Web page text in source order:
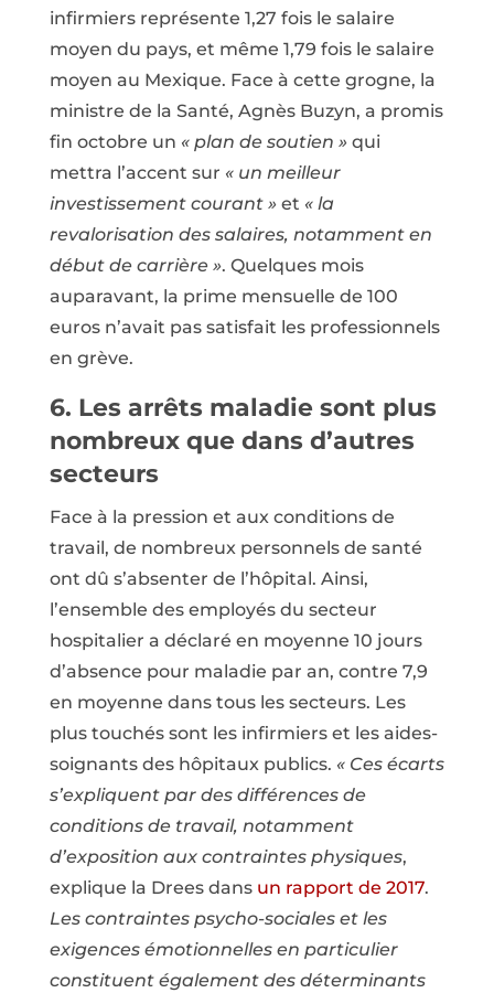
infirmiers représente 1,27 fois le salaire
moyen du pays, et même 1,79 fois le salaire
moyen au Mexique. Face à cette grogne, la
ministre de la Santé, Agnès Buzyn, a promis
fin octobre un « plan de soutien »qui
mettra l’accent sur « un meilleur
investissement courant »et « la
revalorisation des salaires, notamment en
début de carrière ». Quelques mois
auparavant, la prime mensuelle de 100
euros n’avait pas satisfait les professionnels
en grève.
6. Les arrêts maladie sont plus
nombreux que dans d’autres
secteurs
Face à la pression et aux conditions de
travail, de nombreux personnels de santé
ont dû s’absenter de l’hôpital. Ainsi,
l’ensemble des employés du secteur
hospitalier a déclaré en moyenne 10 jours
d’absence pour maladie par an, contre 7,9
en moyenne dans tous les secteurs. Les
plus touchés sont les infirmiers et les aides-
soignants des hôpitaux publics. « Ces écarts
s’expliquent par des différences de
conditions de travail, notamment
d’exposition aux contraintes physiques,
explique la Drees dans un rapport de 2017.
Les contraintes psycho-sociales et les
exigences émotionnelles en particulier
constituent également des déterminants